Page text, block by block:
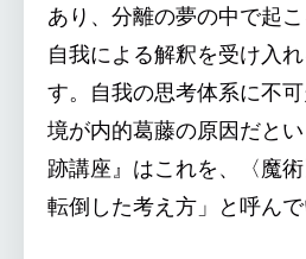
あり、分離の夢の中で起
自我による解釈を受け入
す。自我の思考体系に不
境が内的葛藤の原因だと
跡講座』はこれを、〈魔
転倒した考え方」と呼んで